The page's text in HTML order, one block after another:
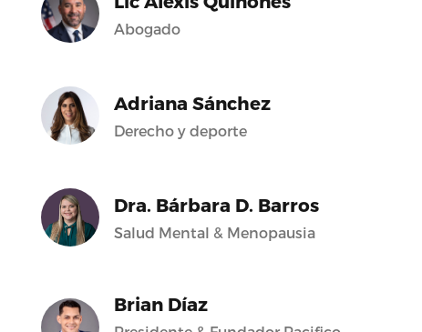
Abogado
Adriana Sánchez
Derecho y deporte
Dra. Bárbara D. Barros
Salud Mental & Menopausia
Brian Díaz